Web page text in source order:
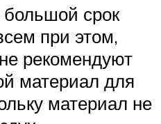
большой срок
при этом,
рекомендуют
материал для
материал не